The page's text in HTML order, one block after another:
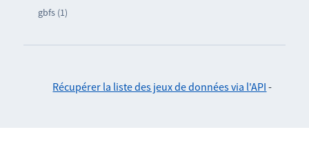
gbfs (1)
Récupérer la liste des jeux de données via l'API -